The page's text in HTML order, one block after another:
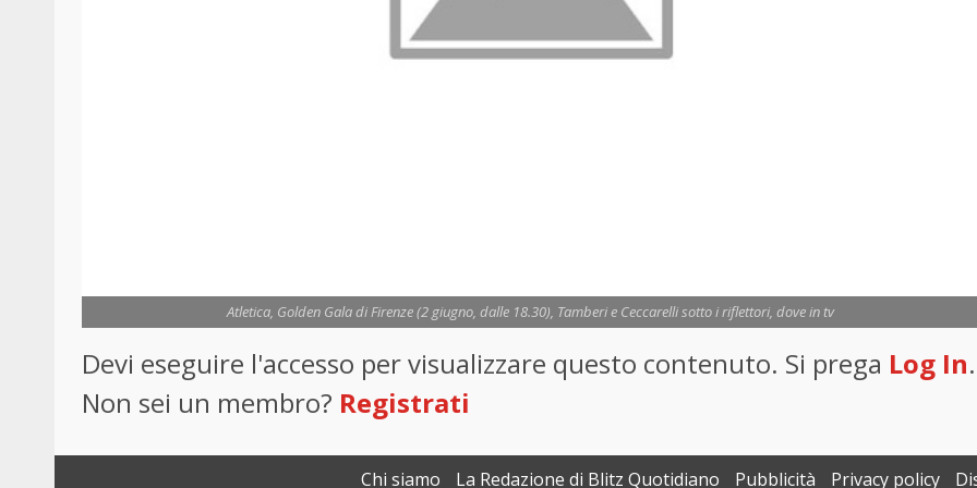
Atletica, Golden Gala di Firenze (2 giugno, dalle 18.30), Tamberi e Ceccarelli sotto i riflettori, dove in tv
Devi eseguire l'accesso per visualizzare questo contenuto. Si prega Log In.
Non sei un membro? Registrati
Chi siamo La Redazione di Blitz Quotidiano Pubblicità Privacy policy